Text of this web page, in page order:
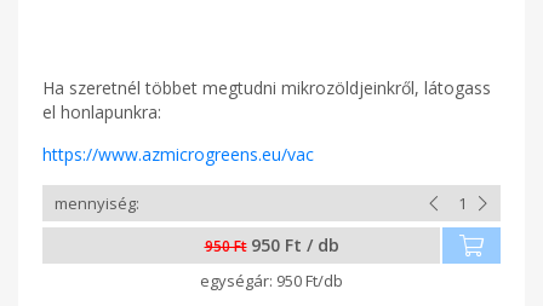
Ha szeretnél többet megtudni mikrozöldjeinkről, látogass
el honlapunkra:
https://www.azmicrogreens.eu/vac
950 Ft 950 Ft / db
950 Ft/db